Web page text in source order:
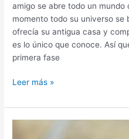
amigo se abre todo un
momento todo su universo se
ofrecía su antigua casa y
es lo único que conoce. Así
primera fase
Leer más »